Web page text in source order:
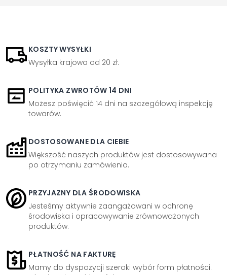
KOSZTY WYSYŁKI
Wysyłka krajowa od 20 zł.
POLITYKA ZWROTÓW 14 DNI
Możesz poświęcić 14 dni na szczegółową inspekcję
towarów.
DOSTOSOWANE DLA CIEBIE
Większość naszych produktów jest dostosowywana
po otrzymaniu zamówienia.
PRZYJAZNY DLA ŚRODOWISKA
Jesteśmy aktywnie zaangażowani w ochronę
środowiska i opracowywanie zrównoważonych
produktów.
PŁATNOŚĆ NA FAKTURĘ
Mamy do dyspozycji szeroki wybór form płatności.